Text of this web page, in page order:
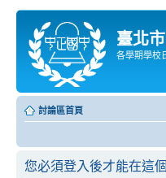
臺北
各學期學校
討論區首頁
您必須登入後才能在這